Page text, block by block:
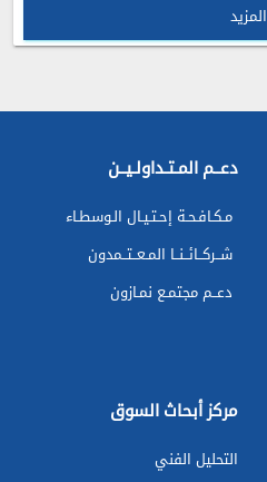
المزيد
دعــم المـتـداولـيــن
مـكـافـحـة إحـتـيـال الـوسطـاء
شــركــائــنــا المـعــتــمدون
دعــم مجتمـع نمـازون
مركز أبحاث السوق
التحليل الفني